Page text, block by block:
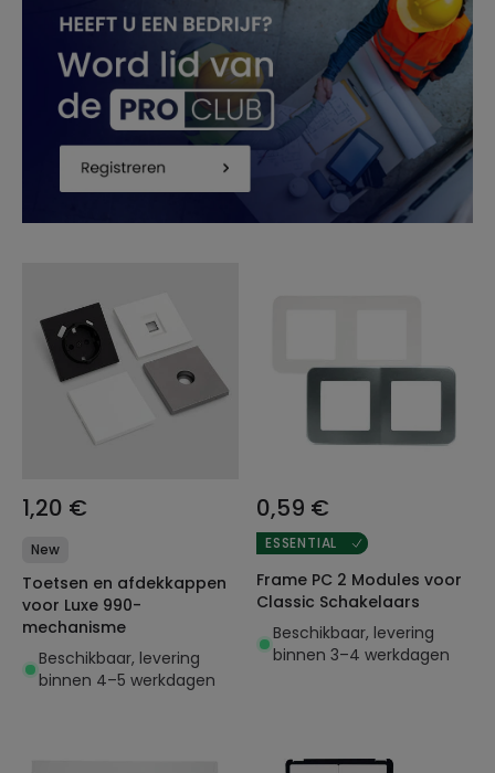
1,20 €
New
Toetsen en afdekkappen
voor Luxe 990-
mechanisme
Beschikbaar, levering
binnen 4–5 werkdagen
0,59 €
ESSENTIAL
Frame PC 2 Modules voor
Classic Schakelaars
Beschikbaar, levering
binnen 3–4 werkdagen